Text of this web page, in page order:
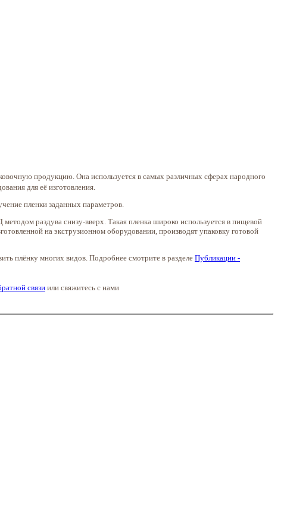
продукцию. Она используется в самых различных сферах народного
для её изготовления.
пленки заданных параметров.
раздува снизу-вверх. Такая пленка широко используется в пищевой
на экструзионном оборудовании, производят упаковку готовой
плёнку многих видов. Подробнее смотрите в разделе Публикации -
связи или свяжитесь с нами